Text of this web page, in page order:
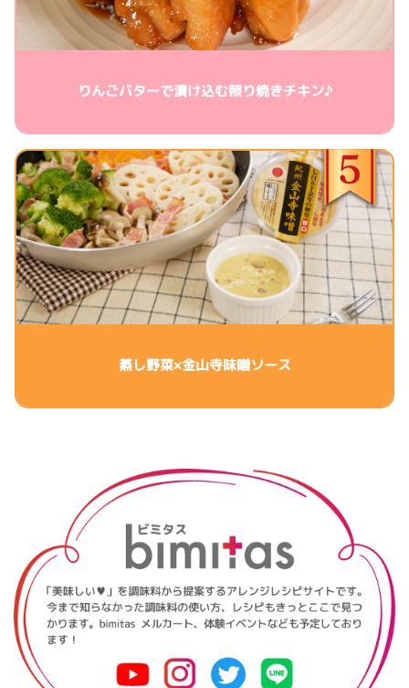
りんごバターで漬け込む照り焼きチキン♪
蒸し野菜×金山寺味噌ソース